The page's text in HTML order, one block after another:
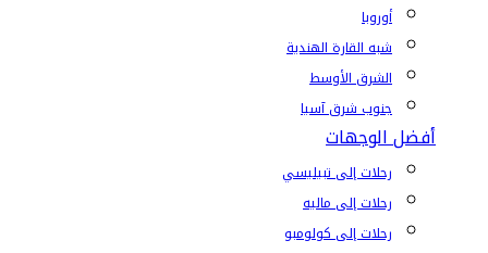
أوروبا
شبه القارة الهندية
الشرق الأوسط
جنوب شرق آسيا
أفضل الوجهات
رحلات إلى تبيليسي
رحلات إلى ماليه
رحلات إلى كولومبو